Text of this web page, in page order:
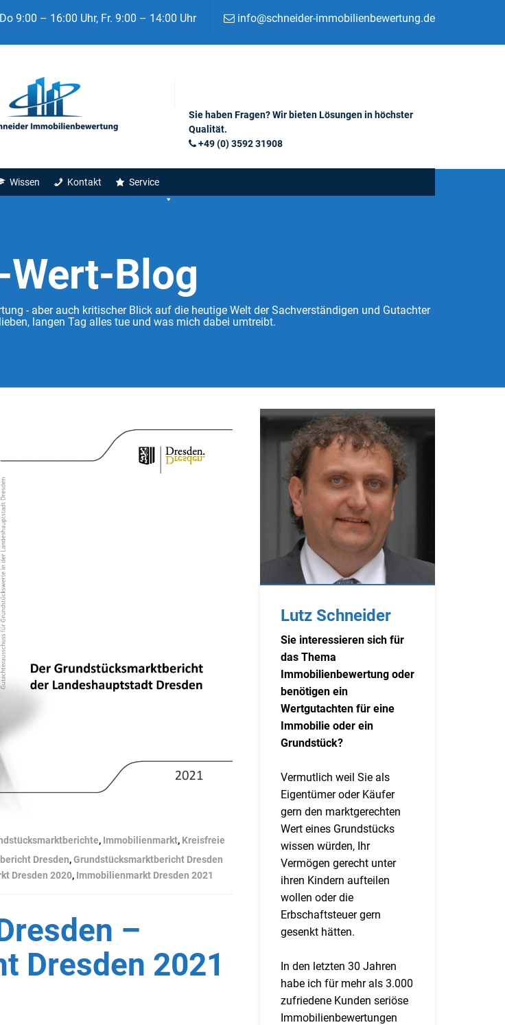
9:00 – 16:00 Uhr, Fr. 9:00 – 14:00 Uhr info@schneider-immobilienbewertung.de
Sie haben Fragen? Wir bieten Lösungen in höchster
Qualität.
+49 (0) 3592 31908
Wissen Kontakt Service
Blog
- aber auch kritischer Blick auf die heutige Welt der Sachverständigen und Gutachter
langen Tag alles tue und was mich dabei umtreibt.
, Immobilienmarkt, Kreisfreie
Dresden,Grundstücksmarktbericht Dresden
Dresden 2020, Immobilienmarkt Dresden 2021
–
Dresden 2021
Lutz Schneider
Sie interessieren sich für
das Thema
Immobilienbewertung oder
benötigen ein
Wertgutachten für eine
Immobilie oder ein
Grundstück?
Vermutlich weil Sie als
Eigentümer oder Käufer
gern den marktgerechten
Wert eines Grundstücks
wissen würden, Ihr
Vermögen gerecht unter
ihren Kindern aufteilen
wollen oder die
Erbschaftsteuer gern
gesenkt hätten.
In den letzten 30 Jahren
habe ich für mehr als 3.000
zufriedene Kunden seriöse
Immobilienbewertungen